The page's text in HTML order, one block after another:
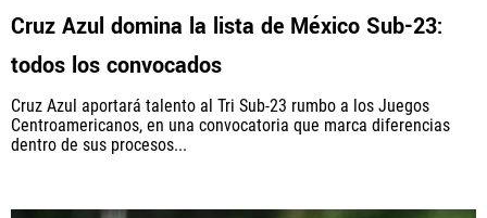
Cruz Azul domina la lista de México Sub-23:
todos los convocados
Cruz Azul aportará talento al Tri Sub-23 rumbo a los Juegos
Centroamericanos, en una convocatoria que marca diferencias
dentro de sus procesos...